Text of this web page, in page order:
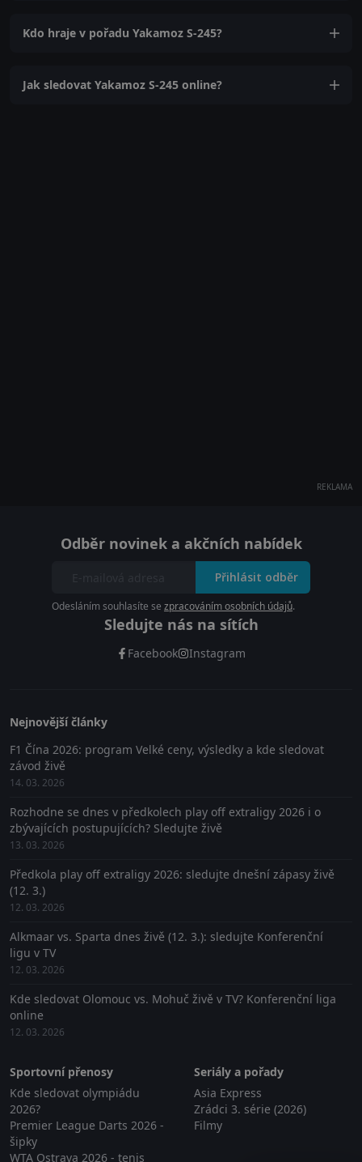
Kdo hraje v pořadu Yakamoz S-245?
Jak sledovat Yakamoz S-245 online?
REKLAMA
Odběr novinek a akčních nabídek
Přihlásit odběr
Odesláním souhlasíte se zpracováním osobních údajů.
Sledujte nás na sítích
Facebook Instagram
Nejnovější články
F1 Čína 2026: program Velké ceny, výsledky a kde sledovat
závod živě
14. 03. 2026
Rozhodne se dnes v předkolech play off extraligy 2026 i o
zbývajících postupujících? Sledujte živě
13. 03. 2026
Předkola play off extraligy 2026: sledujte dnešní zápasy živě
(12. 3.)
12. 03. 2026
Alkmaar vs. Sparta dnes živě (12. 3.): sledujte Konferenční
ligu v TV
12. 03. 2026
Kde sledovat Olomouc vs. Mohuč živě v TV? Konferenční liga
online
12. 03. 2026
Sportovní přenosy
Kde sledovat olympiádu
2026?
Premier League Darts 2026 -
šipky
WTA Ostrava 2026 - tenis
Seriály a pořady
Asia Express
Zrádci 3. série (2026)
Filmy